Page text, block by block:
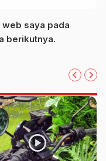
saya pada
berikutnya.